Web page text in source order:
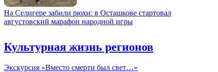
На Селигере забили рюхи: в Осташкове стартовал
августовский марафон народной игры
Культурная жизнь регионов
Экскурсия «Вместо смерти был свет…»